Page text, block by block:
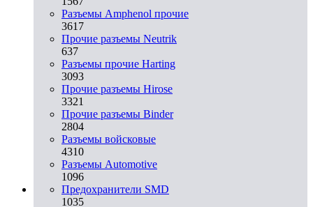
Разъемы Amphenol прочие
3617
Прочие разъемы Neutrik
637
Разъемы прочие Harting
3093
Прочие разъемы Hirose
3321
Прочие разъемы Binder
2804
Разъемы войсковые
4310
Разъeмы Automotive
1096
Предохранители SMD
1035